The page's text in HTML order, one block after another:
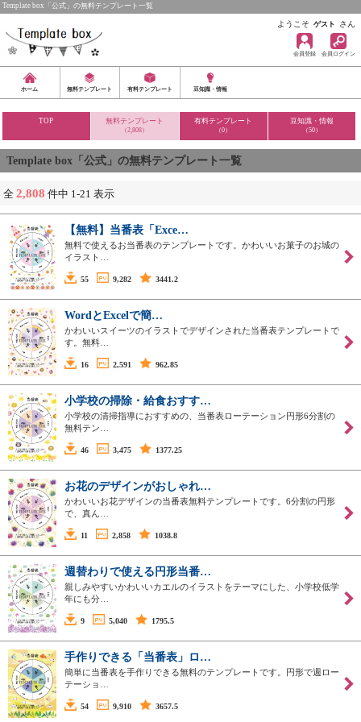
Template box「公式」の無料テンプレート一覧
ようこそ ゲスト さん
会員登録 会員ログイン
ホーム 無料テンプレート 有料テンプレート 豆知識・情報
TOP 無料テンプレート
（2,808）
有料テンプレート
（0）
豆知識・情報
（50）
Template box「公式」の無料テンプレート一覧
全 2,808 件中 1-21 表示
【無料】当番表「Exce…
無料で使えるお当番表のテンプレートです。かわいいお菓子のお城の
イラスト…
55 9,282 3441.2
WordとExcelで簡…
かわいいスイーツのイラストでデザインされた当番表テンプレートで
す。無料…
16 2,591 962.85
小学校の掃除・給食おすす…
小学校の清掃指導におすすめの、当番表ローテーション円形6分割の
無料テン…
46 3,475 1377.25
お花のデザインがおしゃれ…
かわいいお花デザインの当番表無料テンプレートです。6分割の円形
で、真ん…
11 2,858 1038.8
週替わりで使える円形当番…
親しみやすいかわいいカエルのイラストをテーマにした、小学校低学
年にも分…
9 5,040 1795.5
手作りできる「当番表」ロ…
簡単に当番表を手作りできる無料のテンプレートです。円形で週ロー
テーショ…
54 9,910 3657.5